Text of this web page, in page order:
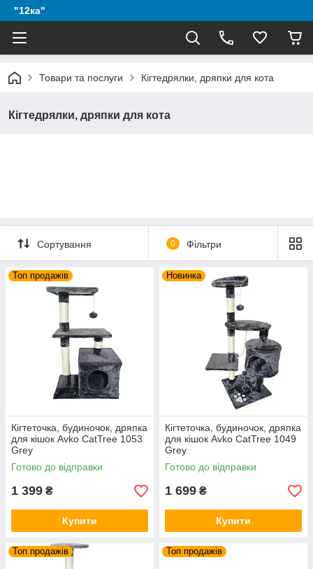
"12ка"
Товари та послуги Кігтедрялки, дряпки для кота
Кігтедрялки, дряпки для кота
Сортування 0 Фільтри
Топ продажів
Кігтеточка, будиночок, дряпка
для кішок Avko CatTree 1053
Grey
Готово до відправки
1 399 ₴
Купити
Новинка
Кігтеточка, будиночок, дряпка
для кішок Avko CatTree 1049
Grey
Готово до відправки
1 699 ₴
Купити
Топ продажів Топ продажів